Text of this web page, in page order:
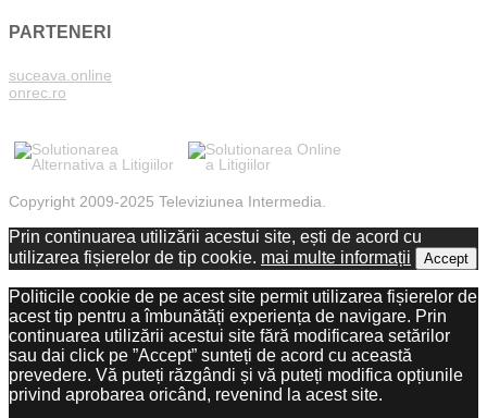
PARTENERI
suceava.online
onrec.ro
Copyright 2009-2025 Televiziunea Intermedia.
Prin continuarea utilizării acestui site, ești de acord cu
utilizarea fișierelor de tip cookie. mai multe informații Accept
Politicile cookie de pe acest site permit utilizarea fișierelor de
acest tip pentru a îmbunătăți experiența de navigare. Prin
continuarea utilizării acestui site fără modificarea setărilor
sau dai click pe ”Accept” sunteți de acord cu această
prevedere. Vă puteți răzgândi și vă puteți modifica opțiunile
privind aprobarea oricând, revenind la acest site.